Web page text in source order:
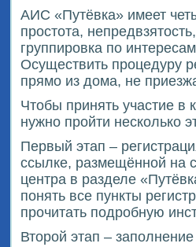
АИС «Путёвка» имеет
простота,
группировка по
Осуществить процедуру
прямо из дома, не
Чтобы принять участие в
нужно пройти несколько
Первый этап –
ссылке, размещённой на
центра в разделе
понять все пункты
прочитать подробную
Второй этап –